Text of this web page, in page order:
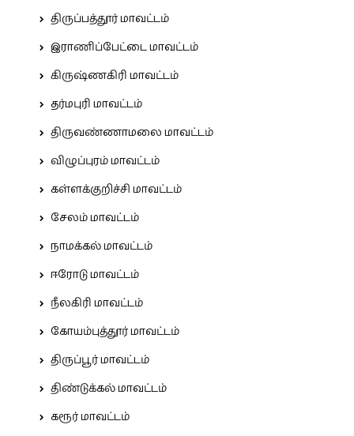
திருப்பத்தூர் மாவட்டம்
இராணிப்பேட்டை மாவட்டம்
கிருஷ்ணகிரி மாவட்டம்
தர்மபுரி மாவட்டம்
திருவண்ணாமலை மாவட்டம்
விழுப்புரம் மாவட்டம்
கள்ளக்குறிச்சி மாவட்டம்
சேலம் மாவட்டம்
நாமக்கல் மாவட்டம்
ஈரோடு மாவட்டம்
நீலகிரி மாவட்டம்
கோயம்புத்தூர் மாவட்டம்
திருப்பூர் மாவட்டம்
திண்டுக்கல் மாவட்டம்
கரூர் மாவட்டம்